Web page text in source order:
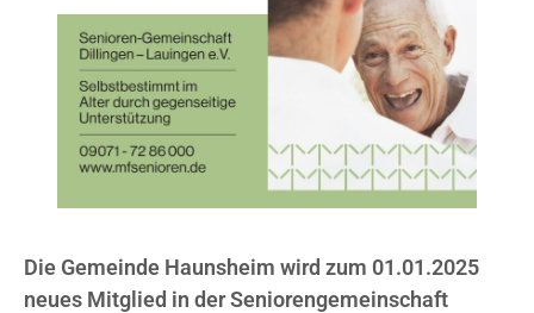
Die Gemeinde Haunsheim wird zum 01.01.2025
neues Mitglied in der Seniorengemeinschaft